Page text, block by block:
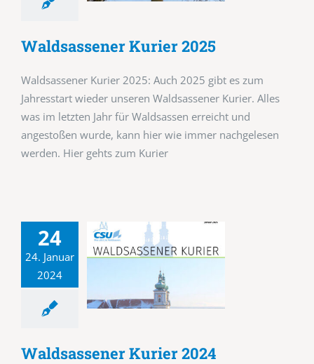
Waldsassener Kurier 2025
Waldsassener Kurier 2025: Auch 2025 gibt es zum
Jahresstart wieder unseren Waldsassener Kurier. Alles
was im letzten Jahr für Waldsassen erreicht und
angestoßen wurde, kann hier wie immer nachgelesen
werden. Hier gehts zum Kurier
24
24. Januar
2024
Waldsassener Kurier 2024